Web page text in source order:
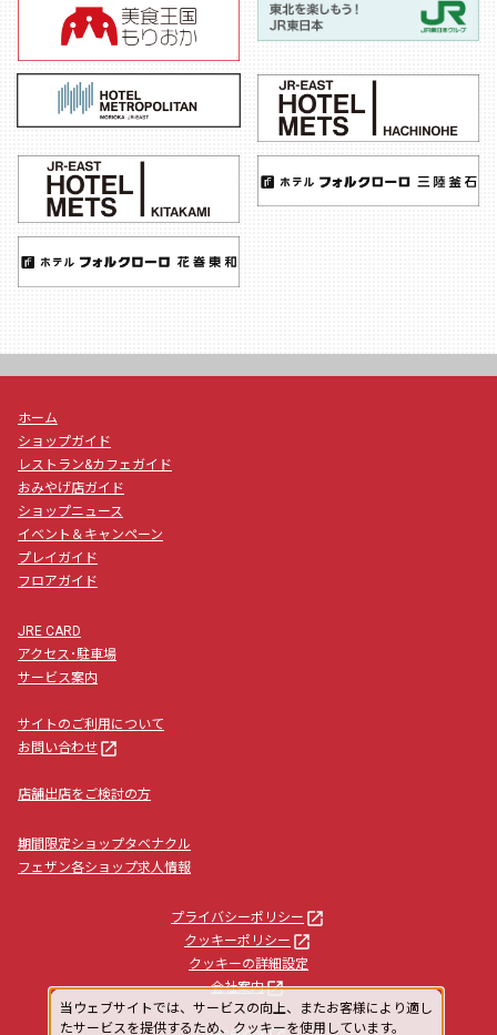
ホーム
ショップガイド
レストラン&カフェガイド
おみやげ店ガイド
ショップニュース
イベント＆キャンペーン
プレイガイド
フロアガイド
JRE CARD
アクセス･駐車場
サービス案内
サイトのご利用について
お問い合わせ launch
店舗出店をご検討の方
期間限定ショップタベナクル
フェザン各ショップ求人情報
プライバシーポリシー launch
クッキーポリシー launch
クッキーの詳細設定
会社案内launch
当ウェブサイトでは、サービスの向上、またお客様により適し
たサービスを提供するため、クッキーを使用しています。